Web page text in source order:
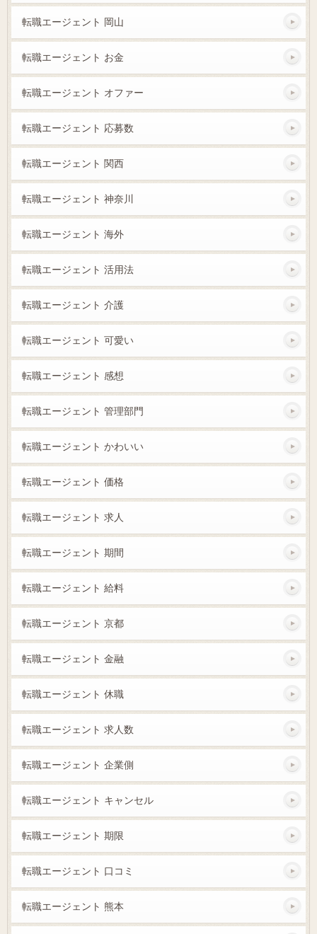
転職エージェント 岡山
転職エージェント お金
転職エージェント オファー
転職エージェント 応募数
転職エージェント 関西
転職エージェント 神奈川
転職エージェント 海外
転職エージェント 活用法
転職エージェント 介護
転職エージェント 可愛い
転職エージェント 感想
転職エージェント 管理部門
転職エージェント かわいい
転職エージェント 価格
転職エージェント 求人
転職エージェント 期間
転職エージェント 給料
転職エージェント 京都
転職エージェント 金融
転職エージェント 休職
転職エージェント 求人数
転職エージェント 企業側
転職エージェント キャンセル
転職エージェント 期限
転職エージェント 口コミ
転職エージェント 熊本